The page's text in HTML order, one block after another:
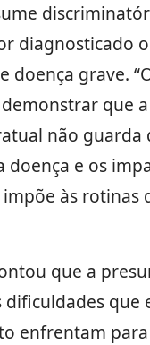
diagnosticado
doença grave.
que
não guarda
doença e os
às rotinas
que a
dificuldades que
enfrentam